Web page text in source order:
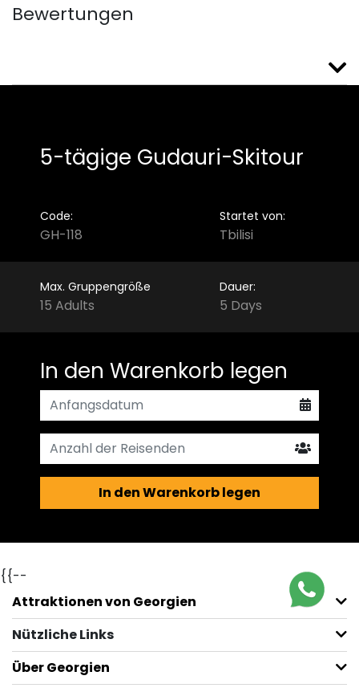
Bewertungen
5-tägige Gudauri-Skitour
Code:
GH-118
Startet von:
Tbilisi
Max. Gruppengröße
15 Adults
Dauer:
5 Days
In den Warenkorb legen
In den Warenkorb legen
{{--
Attraktionen von Georgien
Nützliche Links
Über Georgien